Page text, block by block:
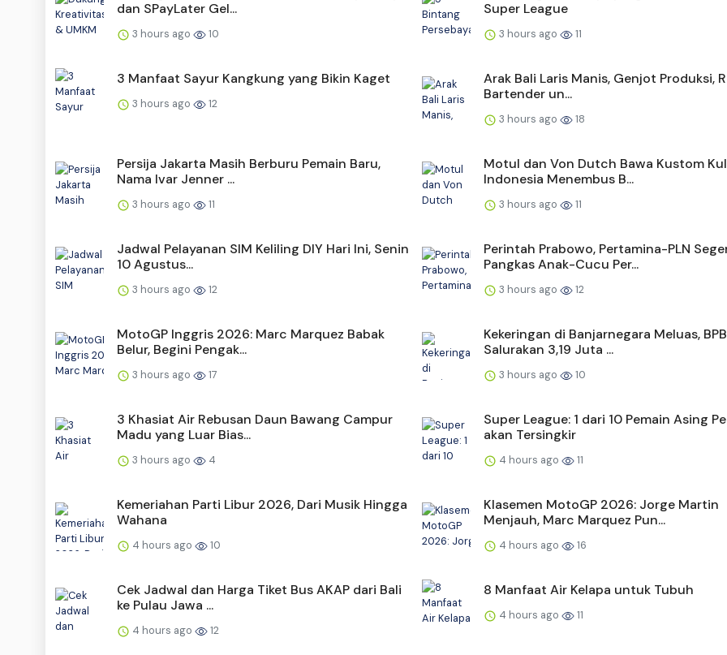
dan SPayLater Gel...
3 hours ago 10
Super League
3 hours ago 11
3 Manfaat Sayur Kangkung yang Bikin Kaget
3 hours ago 12
Arak Bali Laris Manis, Genjot Produksi,
Bartender un...
3 hours ago 18
Persija Jakarta Masih Berburu Pemain Baru,
Nama Ivar Jenner ...
3 hours ago 11
Motul dan Von Dutch Bawa Kustom
Indonesia Menembus B...
3 hours ago 11
Jadwal Pelayanan SIM Keliling DIY Hari Ini, Senin
10 Agustus...
3 hours ago 12
Perintah Prabowo, Pertamina-PLN
Pangkas Anak-Cucu Per...
3 hours ago 12
MotoGP Inggris 2026: Marc Marquez Babak
Belur, Begini Pengak...
3 hours ago 17
Kekeringan di Banjarnegara Meluas,
Salurakan 3,19 Juta ...
3 hours ago 10
3 Khasiat Air Rebusan Daun Bawang Campur
Madu yang Luar Bias...
3 hours ago 4
Super League: 1 dari 10 Pemain Asing
akan Tersingkir
4 hours ago 11
Kemeriahan Parti Libur 2026, Dari Musik Hingga
Wahana
4 hours ago 10
Klasemen MotoGP 2026: Jorge Martin
Menjauh, Marc Marquez Pun...
4 hours ago 16
Cek Jadwal dan Harga Tiket Bus AKAP dari Bali
ke Pulau Jawa ...
4 hours ago 12
8 Manfaat Air Kelapa untuk Tubuh
4 hours ago 11